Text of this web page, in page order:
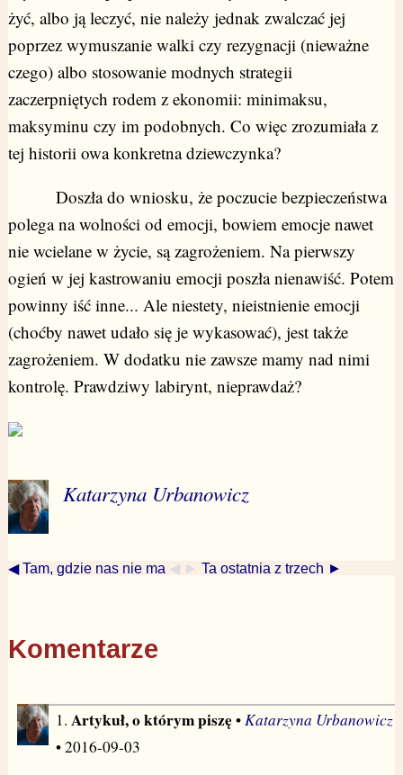
żyć, albo ją leczyć, nie należy jednak zwalczać jej
poprzez wymuszanie walki czy rezygnacji (nieważne
czego) albo stosowanie modnych strategii
zaczerpniętych rodem z ekonomii: minimaksu,
maksyminu czy im podobnych. Co więc zrozumiała z
tej historii owa konkretna dziewczynka?
Doszła do wniosku, że poczucie bezpieczeństwa
polega na wolności od emocji, bowiem emocje nawet
nie wcielane w życie, są zagrożeniem. Na pierwszy
ogień w jej kastrowaniu emocji poszła nienawiść. Potem
powinny iść inne... Ale niestety, nieistnienie emocji
(choćby nawet udało się je wykasować), jest także
zagrożeniem. W dodatku nie zawsze mamy nad nimi
kontrolę. Prawdziwy labirynt, nieprawdaż?
Katarzyna Urbanowicz
◀ Tam, gdzie nas nie ma ◀ ► Ta ostatnia z trzech ►
Komentarze
1. Artykuł, o którym piszę•Katarzyna Urbanowicz
• 2016-09-03